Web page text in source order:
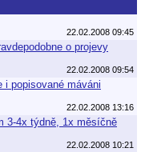
22.02.2008 09:45
o projevy
22.02.2008 09:54
popisované máváni
22.02.2008 13:16
3-4x týdně, 1x měsíčně
22.02.2008 10:21